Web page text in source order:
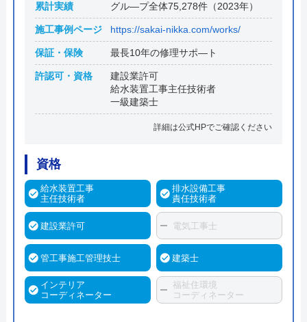
累計実績 グル―プ全体75,278件（2023年）
施工事例ページ https://sakai-nikka.com/works/
保証・保険 最長10年の修理サポ―ト
許認可・資格
建設業許可
給水装置工事主任技術者
一級建築士
詳細は公式HPでご確認ください
資格
給水装置工事
主任技術者
排水設備工事
責任技術者
建設業許可 電気工事士
管工事施工管理技士 建築士
インテリア
コーディネーター
福祉住環境
コーディネーター